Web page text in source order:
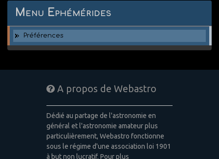
Menu Ephémérides
Préférences
A propos de Webastro
Dédié au partage de l'astronomie en
général et l'astronomie amateur plus
particulièrement, Webastro fonctionne
sous le régime d'une association loi 1901
à but non lucratif. Pour plus